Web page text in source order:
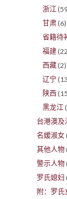
浙江
甘肃 (6)
省籍待
福建
西藏 (2)
辽宁
陕西
黑龙江
台港澳及
名嫒淑女
其他人物
警示人物
罗氏媳妇
附：罗氏